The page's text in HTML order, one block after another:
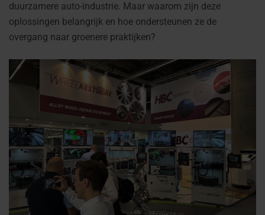
duurzamere auto-industrie. Maar waarom zijn deze
oplossingen belangrijk en hoe ondersteunen ze de
overgang naar groenere praktijken?